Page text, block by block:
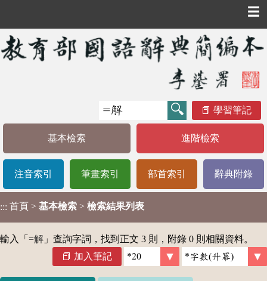
☰
學習筆記
基本檢索 進階檢索
注音索引 筆畫索引 部首索引 辭典附錄
::: 首頁 > 基本檢索 > 檢索結果列表
輸入「 =解 」查詢字詞，找到正文 3 則，附錄 0 則相關資料。
加入筆記